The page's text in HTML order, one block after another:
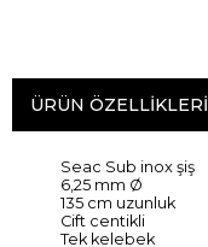
ÜRÜN ÖZELLIKLERI
Seac Sub inox şiş
6,25 mm Ø
135 cm uzunluk
Cift centikli
Tek kelebek